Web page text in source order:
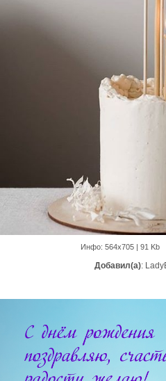
Инфо: 564х705 | 91 Kb
Добавил(а):